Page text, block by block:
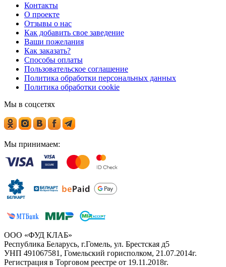
Контакты
О проекте
Отзывы о нас
Как добавить свое заведение
Ваши пожелания
Как заказать?
Способы оплаты
Пользовательское соглашение
Политика обработки персональных данных
Политика обработки cookie
Мы в соцсетях
Мы принимаем:
ООО «ФУД КЛАБ»
Республика Беларусь, г.Гомель, ул. Брестская д5
УНП 491067581, Гомельский горисполком, 21.07.2014г.
Регистрация в Торговом реестре от 19.11.2018г.